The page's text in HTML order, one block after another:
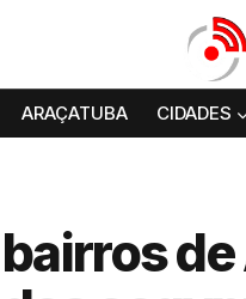
ARAÇATUBA CIDADES